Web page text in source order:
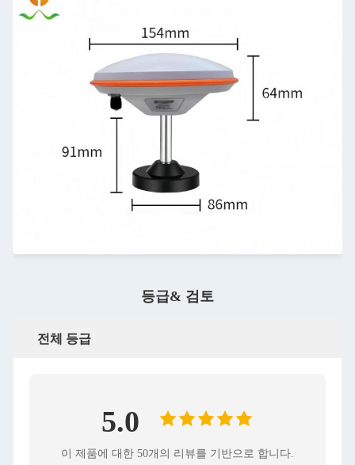
등급& 검토
전체 등급
5.0
이 제품에 대한 50개의 리뷰를 기반으로 합니다.